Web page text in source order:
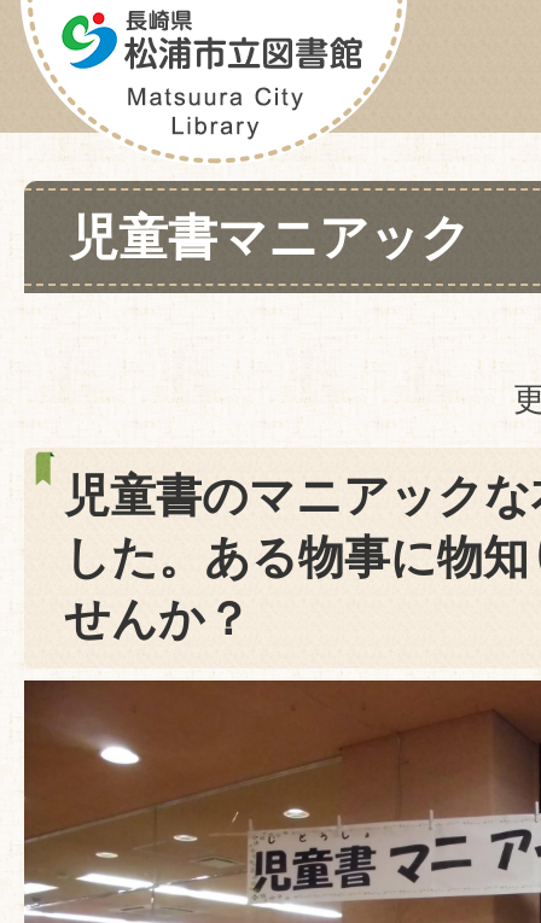
児童書マニアック
児童書のマニアック
した。ある物事に物
せんか？